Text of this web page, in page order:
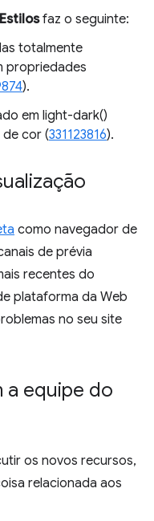
Estilosfaz o seguinte:
totalmente
propriedades
).
em light-dark()
cor (331123816).
como navegador de
de prévia
recentes do
plataforma da Web
no seu site
a equipe do
os novos recursos,
relacionada aos